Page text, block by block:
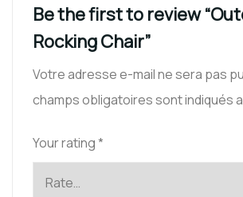
Be the first to review
Rocking Chair”
Votre adresse e-mail ne sera pas
champs obligatoires sont indiqués
Your rating*